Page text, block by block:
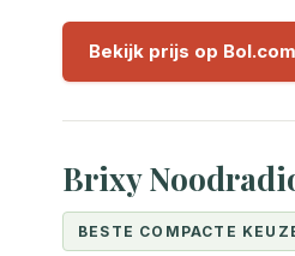
Bekijk prijs op Bol.com
Brixy
BESTE COMPACTE